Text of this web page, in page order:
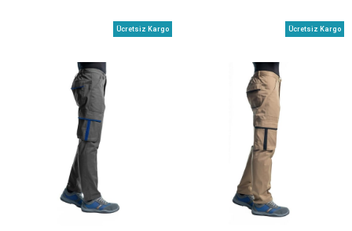
Ücretsiz Kargo Ücretsiz Kargo